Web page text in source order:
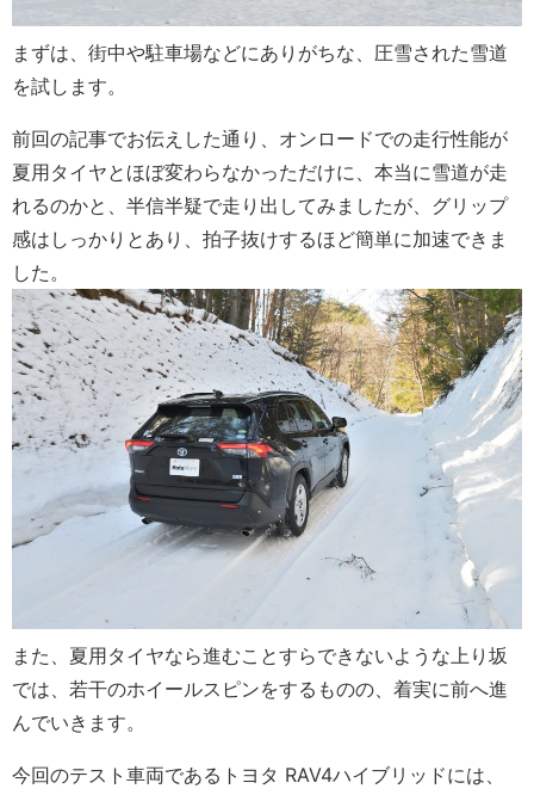
まずは、街中や駐車場などにありがちな、圧雪された雪道
を試します。
前回の記事でお伝えした通り、オンロードでの走行性能が
夏用タイヤとほぼ変わらなかっただけに、本当に雪道が走
れるのかと、半信半疑で走り出してみましたが、グリップ
感はしっかりとあり、拍子抜けするほど簡単に加速できま
した。
また、夏用タイヤなら進むことすらできないような上り坂
では、若干のホイールスピンをするものの、着実に前へ進
んでいきます。
今回のテスト車両であるトヨタ RAV4ハイブリッドには、